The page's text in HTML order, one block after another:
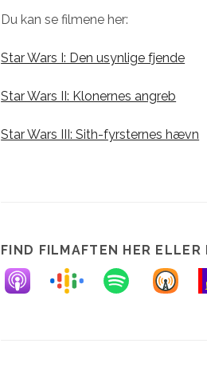
Du kan se filmene her:
Star Wars I: Den usynlige fjende
Star Wars II: Klonernes angreb
Star Wars III: Sith-fyrsternes hævn
FIND FILMAFTEN HER